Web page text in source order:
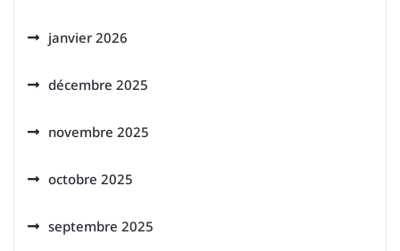
janvier 2026
décembre 2025
novembre 2025
octobre 2025
septembre 2025